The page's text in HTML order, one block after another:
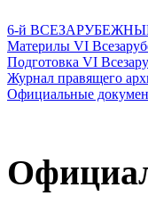
6-й
Материлы VI
Подготовка VI
Журнал правящего
Официальные